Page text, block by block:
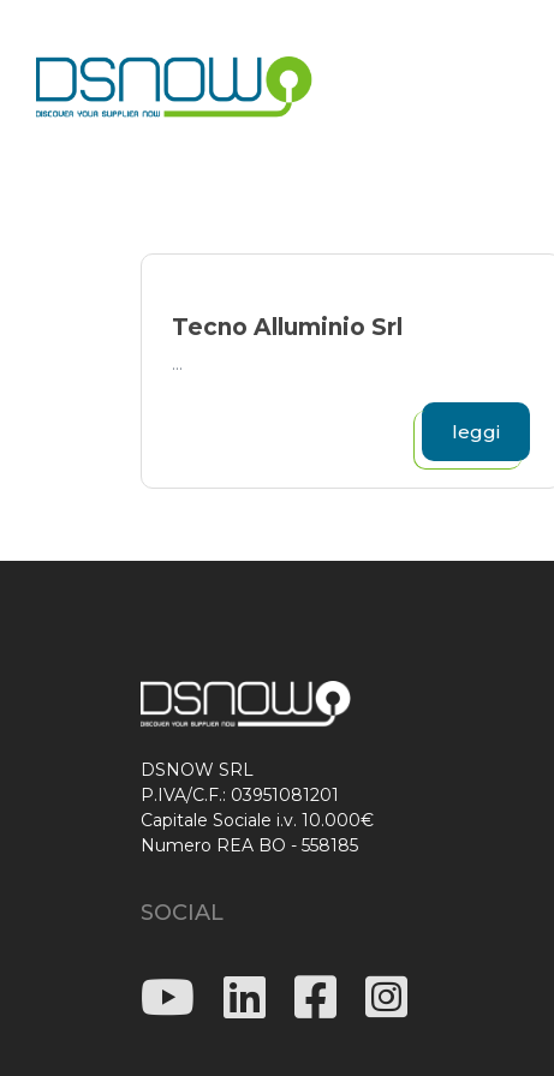
content
Tecno Alluminio Srl
...
leggi
DSNOW SRL
P.IVA/C.F.: 03951081201
Capitale Sociale i.v. 10.000€
Numero REA BO - 558185
SOCIAL